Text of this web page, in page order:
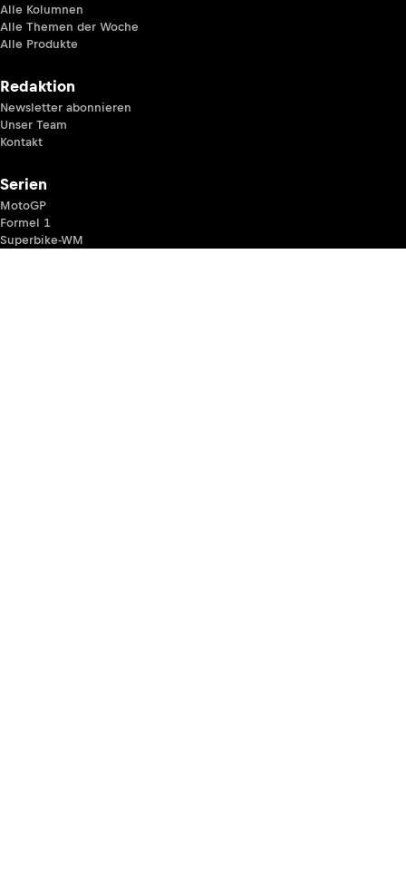
Alle Kolumnen
Alle Themen der Woche
Alle Produkte
Redaktion
Newsletter abonnieren
Unser Team
Kontakt
Serien
MotoGP
Formel 1
Superbike-WM